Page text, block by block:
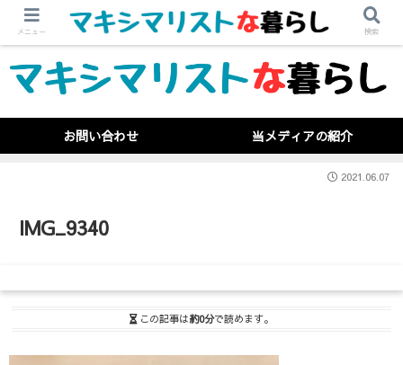
お問い合わせ 当メディアの紹介
IMG_9340
2021.06.07
この記事は約0分で読めます。
メニュー 検索